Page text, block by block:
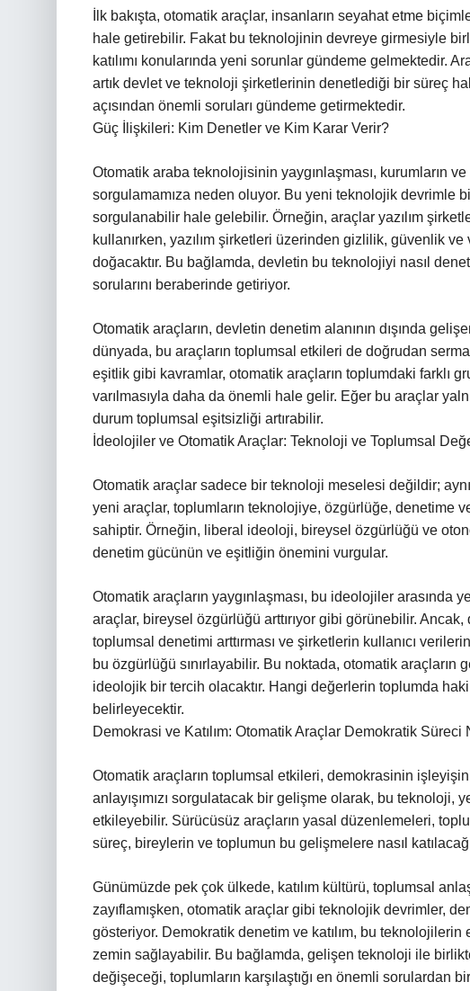
İlk bakışta, otomatik araçlar, insanların seyahat etme
hale getirebilir. Fakat bu teknolojinin devreye girmesiyle
katılımı konularında yeni sorunlar gündeme gelmektedir.
artık devlet ve teknoloji şirketlerinin denetlediği bir süreç
açısından önemli soruları gündeme getirmektedir.
Güç İlişkileri: Kim Denetler ve Kim Karar Verir?
Otomatik araba teknolojisinin yaygınlaşması, kurumların
sorgulamamıza neden oluyor. Bu yeni teknolojik devrimle
sorgulanabilir hale gelebilir. Örneğin, araçlar yazılım
kullanırken, yazılım şirketleri üzerinden gizlilik, güvenlik
doğacaktır. Bu bağlamda, devletin bu teknolojiyi nasıl
sorularını beraberinde getiriyor.
Otomatik araçların, devletin denetim alanının dışında
dünyada, bu araçların toplumsal etkileri de doğrudan
eşitlik gibi kavramlar, otomatik araçların toplumdaki farklı
varılmasıyla daha da önemli hale gelir. Eğer bu araçlar
durum toplumsal eşitsizliği artırabilir.
İdeolojiler ve Otomatik Araçlar: Teknoloji ve Toplumsal
Otomatik araçlar sadece bir teknoloji meselesi değildir;
yeni araçlar, toplumların teknolojiye, özgürlüğe, denetime
sahiptir. Örneğin, liberal ideoloji, bireysel özgürlüğü ve
denetim gücünün ve eşitliğin önemini vurgular.
Otomatik araçların yaygınlaşması, bu ideolojiler arasında
araçlar, bireysel özgürlüğü arttırıyor gibi görünebilir.
toplumsal denetimi arttırması ve şirketlerin kullanıcı
bu özgürlüğü sınırlayabilir. Bu noktada, otomatik
ideolojik bir tercih olacaktır. Hangi değerlerin toplumda
belirleyecektir.
Demokrasi ve Katılım: Otomatik Araçlar Demokratik Süreci
Otomatik araçların toplumsal etkileri, demokrasinin
anlayışımızı sorgulatacak bir gelişme olarak, bu teknoloji,
etkileyebilir. Sürücüsüz araçların yasal düzenlemeleri,
süreç, bireylerin ve toplumun bu gelişmelere nasıl
Günümüzde pek çok ülkede, katılım kültürü, toplumsal
zayıflamışken, otomatik araçlar gibi teknolojik devrimler,
gösteriyor. Demokratik denetim ve katılım, bu
zemin sağlayabilir. Bu bağlamda, gelişen teknoloji ile birlikte
değişeceği, toplumların karşılaştığı en önemli sorulardan